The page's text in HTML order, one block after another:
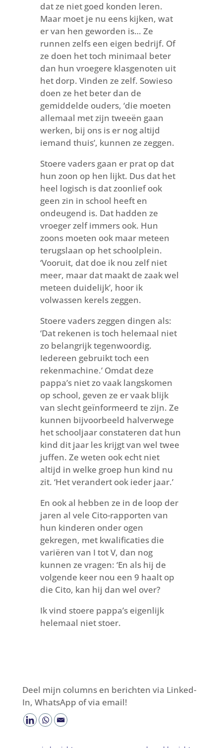
dat ze niet goed konden leren.
Maar moet je nu eens kijken, wat
er van hen geworden is… Ze
runnen zelfs een eigen bedrijf. Of
ze doen het toch minimaal beter
dan hun vroegere klasgenoten uit
het dorp. Vinden ze zelf. Sowieso
doen ze het beter dan de
gemiddelde ouders, ‘die moeten
allemaal met zijn tweeën gaan
werken, bij ons is er nog altijd
iemand thuis’, kunnen ze zeggen.
Stoere vaders gaan er prat op dat
hun zoon op hen lijkt. Dus dat het
heel logisch is dat zoonlief ook
geen zin in school heeft en
ondeugend is. Dat hadden ze
vroeger zelf immers ook. Hun
zoons moeten ook maar meteen
terugslaan op het schoolplein.
‘Vooruit, dat doe ik nou zelf niet
meer, maar dat maakt de zaak wel
meteen duidelijk’, hoor ik
volwassen kerels zeggen.
Stoere vaders zeggen dingen als:
‘Dat rekenen is toch helemaal niet
zo belangrijk tegenwoordig.
Iedereen gebruikt toch een
rekenmachine.’ Omdat deze
pappa’s niet zo vaak langskomen
op school, geven ze er vaak blijk
van slecht geïnformeerd te zijn. Ze
kunnen bijvoorbeeld halverwege
het schooljaar constateren dat hun
kind dit jaar les krijgt van wel twee
juffen. Ze weten ook echt niet
altijd in welke groep hun kind nu
zit. ‘Het verandert ook ieder jaar.’
En ook al hebben ze in de loop der
jaren al vele Cito-rapporten van
hun kinderen onder ogen
gekregen, met kwalificaties die
variëren van I tot V, dan nog
kunnen ze vragen: ‘En als hij de
volgende keer nou een 9 haalt op
die Cito, kan hij dan wel over?
Ik vind stoere pappa’s eigenlijk
helemaal niet stoer.
Deel mijn columns en berichten via Linked-
In, WhatsApp of via email!